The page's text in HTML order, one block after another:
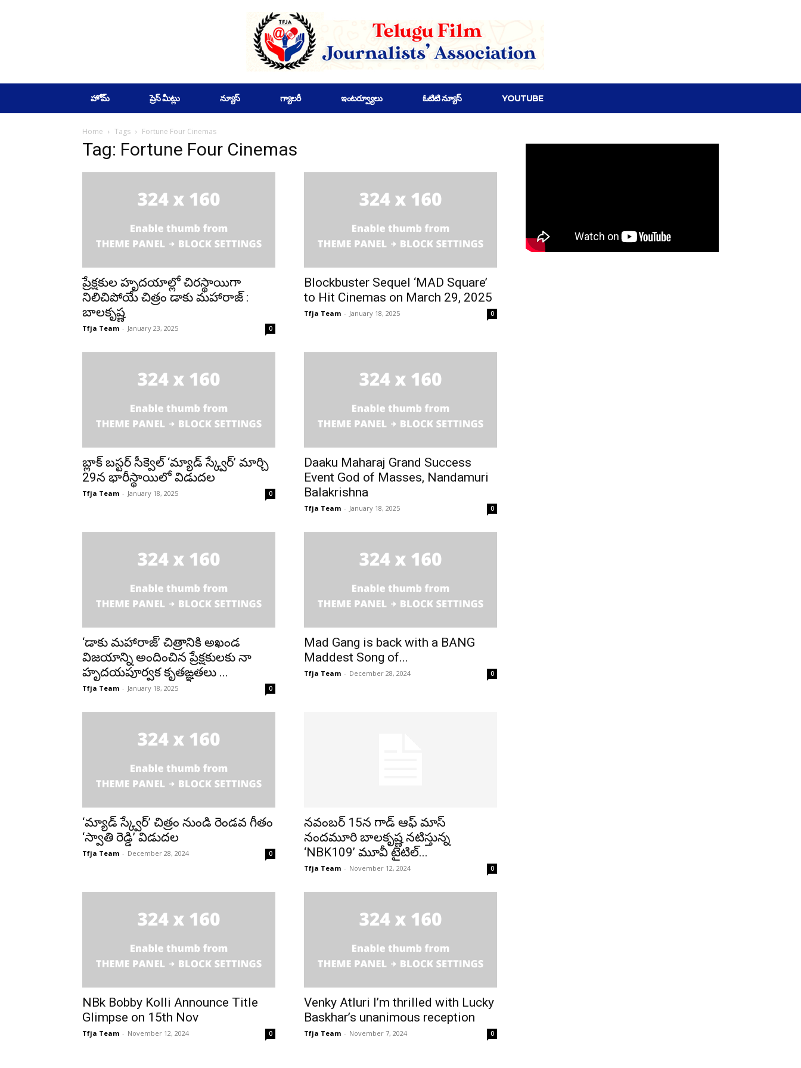
హోమ్ ప్రెస్ మీట్లు న్యూస్ గ్యాలరీ ఇంటర్వ్యూలు ఓటిటి న్యూస్ YOUTUBE
Home Tags Fortune Four Cinemas
Tag: Fortune Four Cinemas
ప్రేక్షకుల హృదయాల్లో చిరస్థాయిగా
నిలిచిపోయే చిత్రం డాకు మహారాజ్ :
బాలకృష్ణ
Tfja Team - January 23, 2025 0
Blockbuster Sequel ‘MAD Square’
to Hit Cinemas on March 29, 2025
Tfja Team - January 18, 2025 0
బ్లాక్ బస్టర్ సీక్వెల్ ‘మ్యాడ్ స్క్వేర్’ మార్చి
29న భారీస్థాయిలో విడుదల
Tfja Team - January 18, 2025 0
Daaku Maharaj Grand Success
Event God of Masses, Nandamuri
Balakrishna
Tfja Team - January 18, 2025 0
‘డాకు మహారాజ్’ చిత్రానికి అఖండ
విజయాన్ని అందించిన ప్రేక్షకులకు నా
హృదయపూర్వక కృతఙ్ఞతలు ...
Tfja Team - January 18, 2025 0
Mad Gang is back with a BANG
Maddest Song of...
Tfja Team - December 28, 2024 0
‘మ్యాడ్ స్క్వేర్’ చిత్రం నుండి రెండవ గీతం
‘స్వాతి రెడ్డి’ విడుదల
Tfja Team - December 28, 2024 0
నవంబర్ 15న గాడ్ ఆఫ్ మాస్
నందమూరి బాలకృష్ణ నటిస్తున్న
‘NBK109’ మూవీ టైటిల్...
Tfja Team - November 12, 2024 0
NBk Bobby Kolli Announce Title
Glimpse on 15th Nov
Tfja Team - November 12, 2024 0
Venky Atluri I’m thrilled with Lucky
Baskhar’s unanimous reception
Tfja Team - November 7, 2024 0